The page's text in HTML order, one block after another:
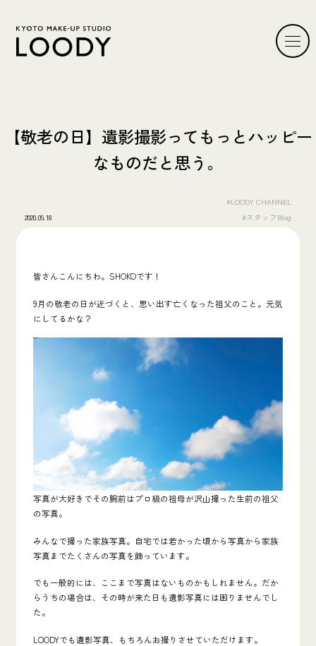
【敬老の日】遺影撮影ってもっとハッピー
なものだと思う。
2020.09.18
#LOODY CHANNEL
#スタッフBlog
皆さんこんにちわ。SHOKOです！
9月の敬老の日が近づくと、思い出す亡くなった祖父のこと。元気
にしてるかな？
写真が大好きでその腕前はプロ級の祖母が沢山撮った生前の祖父
の写真。
みんなで撮った家族写真。自宅では若かった頃から写真から家族
写真までたくさんの写真を飾っています。
でも一般的には、ここまで写真はないものかもしれません。だか
らうちの場合は、その時が来た日も遺影写真には困りませんでし
た。
LOODYでも遺影写真、もちろんお撮りさせていただけます。